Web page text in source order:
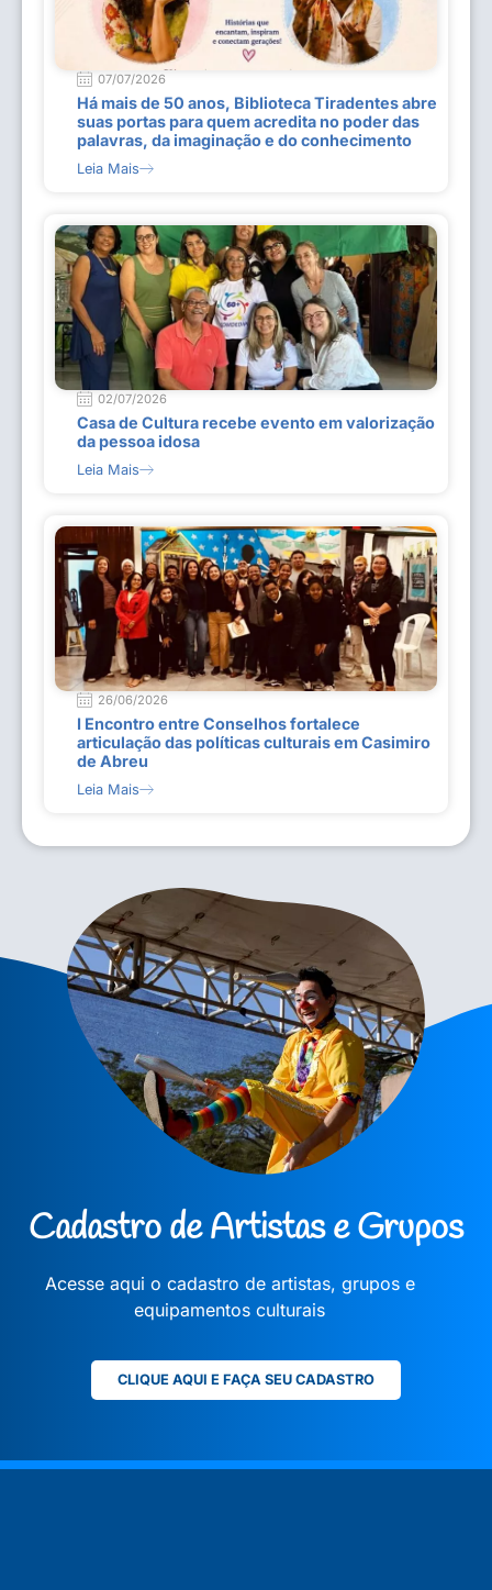
07/07/2026
Há mais de 50 anos, Biblioteca Tiradentes abre
suas portas para quem acredita no poder das
palavras, da imaginação e do conhecimento
Leia Mais
02/07/2026
Casa de Cultura recebe evento em valorização
da pessoa idosa
Leia Mais
26/06/2026
I Encontro entre Conselhos fortalece
articulação das políticas culturais em Casimiro
de Abreu
Leia Mais
Cadastro de Artistas e Grupos
Acesse aqui o cadastro de artistas, grupos e
equipamentos culturais
CLIQUE AQUI E FAÇA SEU CADASTRO